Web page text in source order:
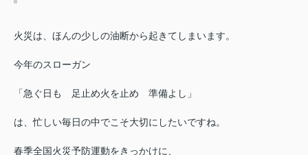
火災は、ほんの少しの油断から起きてしまいます。
今年のスローガン
「急ぐ日も 足止め火を止め 準備よし」
は、忙しい毎日の中でこそ大切にしたいですね。
春季全国火災予防運動をきっかけに、